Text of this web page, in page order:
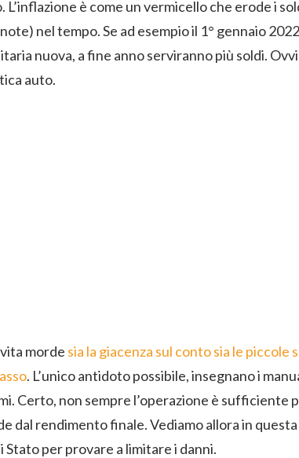
L’inflazione è come un vermicello che erode i
nel tempo. Se ad esempio il 1° gennaio
nuova, a fine anno serviranno più soldi.
auto.
morde sia la giacenza sul conto sia le
. L’unico antidoto possibile, insegnano i
Certo, non sempre l’operazione è
dal rendimento finale. Vediamo allora in
Stato per provare a limitare i danni.